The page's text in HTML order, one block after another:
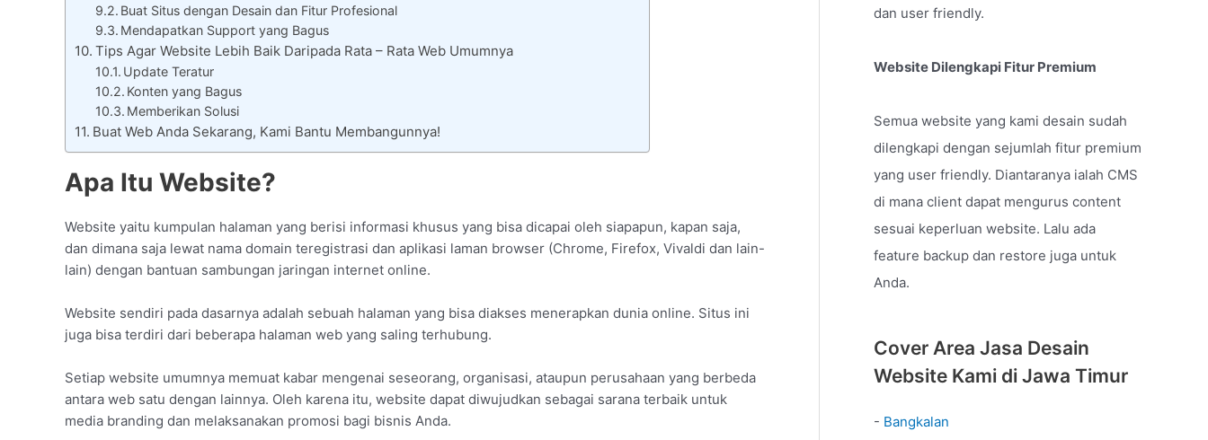
Buat Situs dengan Desain dan Fitur Profesional
Mendapatkan Support yang Bagus
Tips Agar Website Lebih Baik Daripada Rata – Rata Web Umumnya
Update Teratur
Konten yang Bagus
Memberikan Solusi
Buat Web Anda Sekarang, Kami Bantu Membangunnya!
Apa Itu Website?
Website yaitu kumpulan halaman yang berisi informasi khusus yang bisa dicapai oleh siapapun, kapan saja,
dan dimana saja lewat nama domain teregistrasi dan aplikasi laman browser (Chrome, Firefox, Vivaldi dan lain-
lain) dengan bantuan sambungan jaringan internet online.
Website sendiri pada dasarnya adalah sebuah halaman yang bisa diakses menerapkan dunia online. Situs ini
juga bisa terdiri dari beberapa halaman web yang saling terhubung.
Setiap website umumnya memuat kabar mengenai seseorang, organisasi, ataupun perusahaan yang berbeda
antara web satu dengan lainnya. Oleh karena itu, website dapat diwujudkan sebagai sarana terbaik untuk
media branding dan melaksanakan promosi bagi bisnis Anda.
dan user friendly.
Website Dilengkapi Fitur Premium
Semua website yang kami desain sudah
dilengkapi dengan sejumlah fitur premium
yang user friendly. Diantaranya ialah CMS
di mana client dapat mengurus content
sesuai keperluan website. Lalu ada
feature backup dan restore juga untuk
Anda.
Cover Area Jasa Desain
Website Kami di Jawa Timur
- Bangkalan